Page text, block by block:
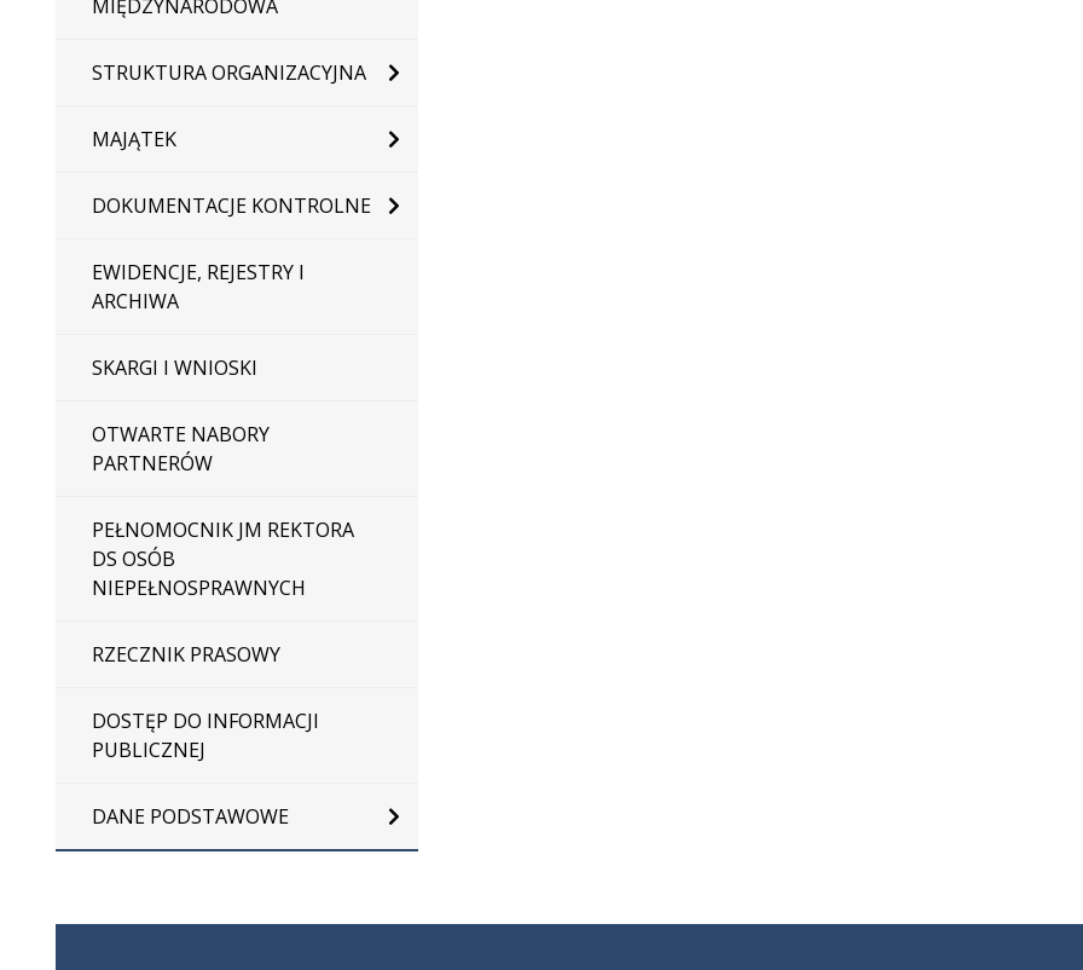
MIĘDZYNARODOWA
STRUKTURA ORGANIZACYJNA
MAJĄTEK
DOKUMENTACJE KONTROLNE
EWIDENCJE, REJESTRY I
ARCHIWA
SKARGI I WNIOSKI
OTWARTE NABORY
PARTNERÓW
PEŁNOMOCNIK JM REKTORA
DS OSÓB
NIEPEŁNOSPRAWNYCH
RZECZNIK PRASOWY
DOSTĘP DO INFORMACJI
PUBLICZNEJ
DANE PODSTAWOWE